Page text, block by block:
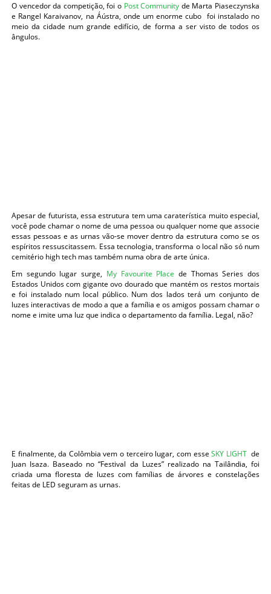
O vencedor da competição, foi o Post Community de Marta Piaseczynska
e Rangel Karaivanov, na Áústra, onde um enorme cubo foi instalado no
meio da cidade num grande edifício, de forma a ser visto de todos os
ângulos.
Apesar de futurista, essa estrutura tem uma caraterística muito especial,
você pode chamar o nome de uma pessoa ou qualquer nome que associe
essas pessoas e as urnas vão-se mover dentro da estrutura como se os
espíritos ressuscitassem. Essa tecnologia, transforma o local não só num
cemitério high tech mas também numa obra de arte única.
Em segundo lugar surge, My Favourite Place de Thomas Series dos
Estados Unidos com gigante ovo dourado que mantém os restos mortais
e foi instalado num local público. Num dos lados terá um conjunto de
luzes interactivas de modo a que a família e os amigos possam chamar o
nome e imite uma luz que indica o departamento da família. Legal, não?
E finalmente, da Colômbia vem o terceiro lugar, com esseSKY LIGHTde
Juan Isaza. Baseado no “Festival da Luzes” realizado na Tailândia, foi
criada uma floresta de luzes com famílias de árvores e constelações
feitas de LED seguram as urnas.